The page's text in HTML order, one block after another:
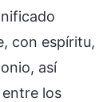
con espíritu,
así
los